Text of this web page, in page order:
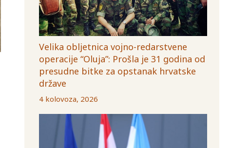
Velika obljetnica vojno-redarstvene
operacije “Oluja”: Prošla je 31 godina od
presudne bitke za opstanak hrvatske
države
4 kolovoza, 2026